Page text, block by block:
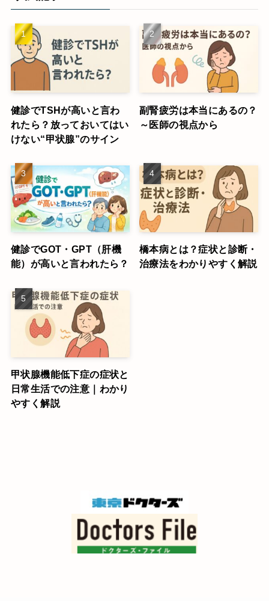
健診でTSHが高いと言わ
れたら？放っておいてはい
けない“甲状腺”のサイン
副腎疲労は本当にあるの？
～医師の視点から
健診でGOT・GPT（肝機
能）が高いと言われたら？
橋本病とは？症状と診断・
治療法をわかりやすく解説
甲状腺機能低下症の症状と
日常生活での注意｜わかり
やすく解説